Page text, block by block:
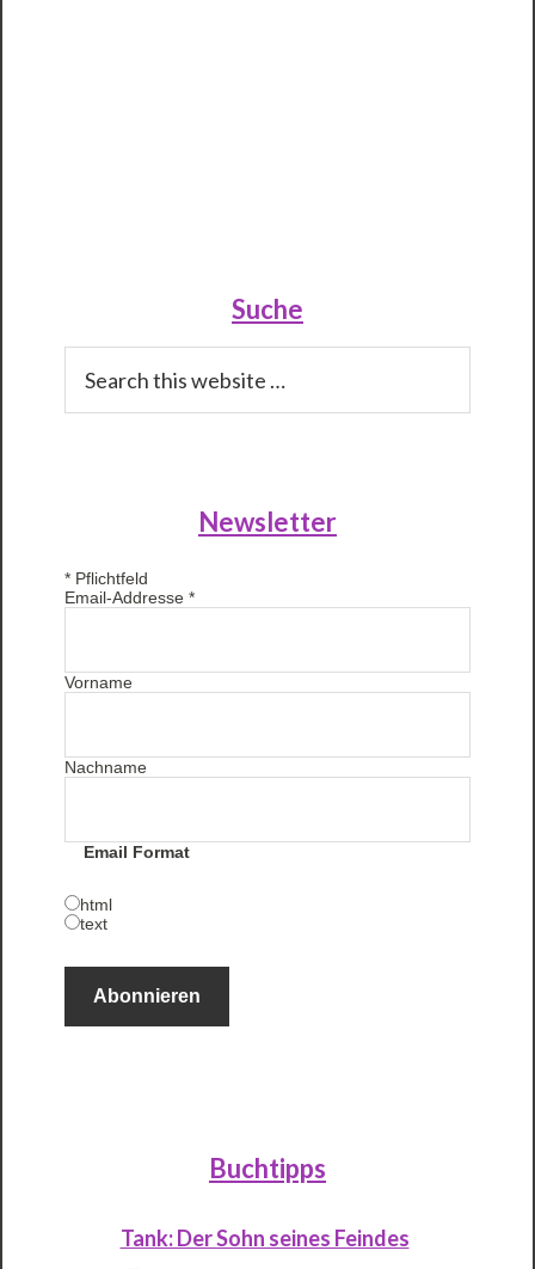
Suche
this
Newsletter
* Pflichtfeld
Email-Addresse*
Vorname
Nachname
Email Format
html
text
Buchtipps
Tank: Der Sohn seines Feindes